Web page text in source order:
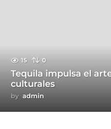
15 0
Tequila impulsa el
culturales
by admin